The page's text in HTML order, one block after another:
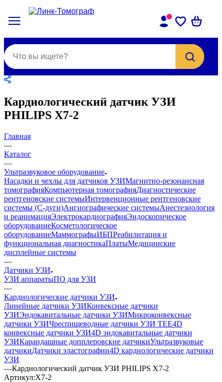
Кардиологический датчик УЗИ
PHILIPS X7-2
Главная
—
Каталог
—
Ультразвуковое оборудование
Насадки и чехлы для датчиков УЗИМагнитно-резонансная
томографияКомпьютерная томографияДиагностические
рентгеновские системыИнтервенционные рентгеновские
системы (С-дуги)Ангиографические системыАнестезиология
и реанимацияЭлектрокардиографияЭндоскопическое
оборудованиеКосметологическое
оборудованиеМаммографыИБПРеабилитация и
функциональная диагностикаПлатыМедицинские
дисплейные системы
—
Датчики УЗИ
УЗИ аппаратыПО для УЗИ
—
Кардиологические датчики УЗИ
Линейные датчики УЗИКонвексные датчики
УЗИЭндокавитальные датчики УЗИМикроконвексные
датчики УЗИЧреспищеводные датчики УЗИ TEE4D
конвексные датчики УЗИ4D эндокавитальные датчики
УЗИКарандашные допплеровские датчикиУльтразвуковые
датчикиДатчики эластографии4D кардиологические датчики
УЗИ
—Кардиологический датчик УЗИ PHILIPS X7-2
Артикул:X7-2